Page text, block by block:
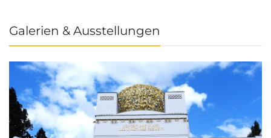
Galerien & Ausstellungen